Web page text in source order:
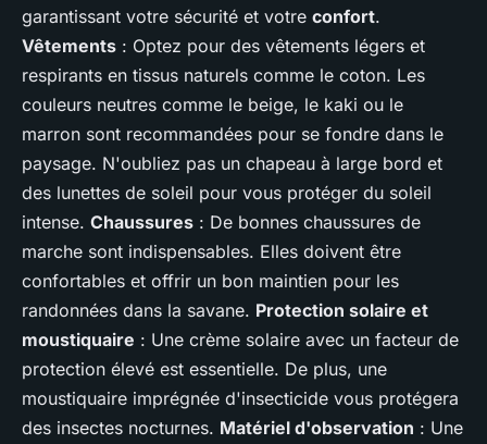
garantissant votre sécurité et votre confort.
Vêtements : Optez pour des vêtements légers et
respirants en tissus naturels comme le coton. Les
couleurs neutres comme le beige, le kaki ou le
marron sont recommandées pour se fondre dans le
paysage. N'oubliez pas un chapeau à large bord et
des lunettes de soleil pour vous protéger du soleil
intense. Chaussures : De bonnes chaussures de
marche sont indispensables. Elles doivent être
confortables et offrir un bon maintien pour les
randonnées dans la savane. Protection solaire et
moustiquaire : Une crème solaire avec un facteur de
protection élevé est essentielle. De plus, une
moustiquaire imprégnée d'insecticide vous protégera
des insectes nocturnes. Matériel d'observation : Une